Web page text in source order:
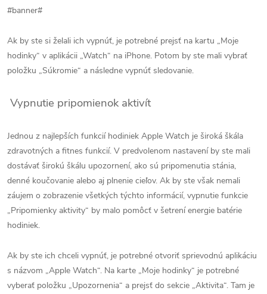
#banner#
Ak by ste si želali ich vypnúť, je potrebné prejsť na kartu „Moje
hodinky“ v aplikácii „Watch“ na iPhone. Potom by ste mali vybrať
položku „Súkromie“ a následne vypnúť sledovanie.
Vypnutie pripomienok aktivít
Jednou z najlepších funkcií hodiniek Apple Watch je široká škála
zdravotných a fitnes funkcií. V predvolenom nastavení by ste mali
dostávať širokú škálu upozornení, ako sú pripomenutia stánia,
denné koučovanie alebo aj plnenie cieľov. Ak by ste však nemali
záujem o zobrazenie všetkých týchto informácií, vypnutie funkcie
„Pripomienky aktivity“ by malo pomôcť v šetrení energie batérie
hodiniek.
Ak by ste ich chceli vypnúť, je potrebné otvoriť sprievodnú aplikáciu
s názvom „Apple Watch“. Na karte „Moje hodinky“ je potrebné
vyberať položku „Upozornenia“ a prejsť do sekcie „Aktivita“. Tam je